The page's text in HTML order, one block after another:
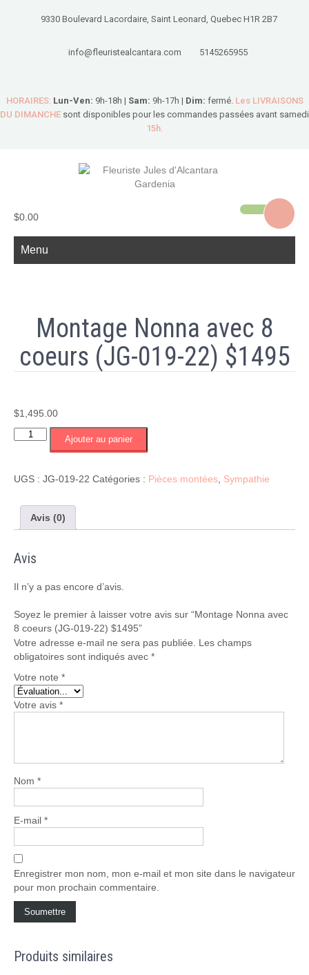
9330 Boulevard Lacordaire, Saint Leonard, Quebec H1R 2B7
info@fleuristealcantara.com 5145265955
HORAIRES: Lun-Ven: 9h-18h | Sam: 9h-17h | Dim: fermé. Les LIVRAISONS
DU DIMANCHE sont disponibles pour les commandes passées avant samedi
15h.
$0.00
Menu
Montage Nonna avec 8
coeurs (JG-019-22) $1495
$1,495.00
quantité
Nonna
coeurs
(JG-
22)
Ajouter au panier
UGS : JG-019-22 Catégories : Pièces montées Sympathie
Avis (0)
Avis
Il n’y a pas encore d’avis.
Soyez le premier à laisser votre avis sur “Montage Nonna avec
8 coeurs (JG-019-22) $1495”
Votre adresse e-mail ne sera pas publiée.
Les champs
obligatoires sont indiqués avec *
Votre note *
Votre avis *
Nom *
E-mail *
Enregistrer mon nom, mon e-mail et mon site dans le navigateur
pour mon prochain commentaire.
Produits similaires